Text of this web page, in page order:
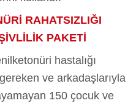
RAHATSIZLIĞI
PAKETİ
hastalığı
ve arkadaşlarıyla
150 çocuk ve